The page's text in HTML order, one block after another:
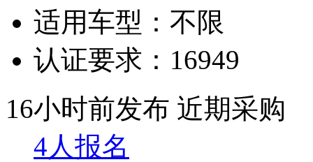
适用车型： 不限
认证要求： 16949
16小时前发布 近期采购
4人报名